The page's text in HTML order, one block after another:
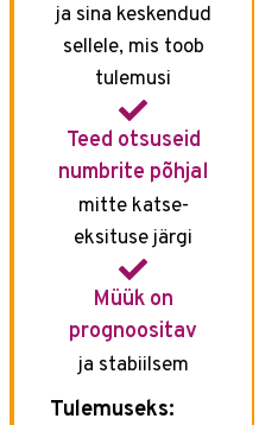
ja sina keskendud
sellele, mis toob
tulemusi
Teed otsuseid
numbrite põhjal
mitte katse-
eksituse järgi
Müük on
prognoositav
ja stabiilsem
Tulemuseks: